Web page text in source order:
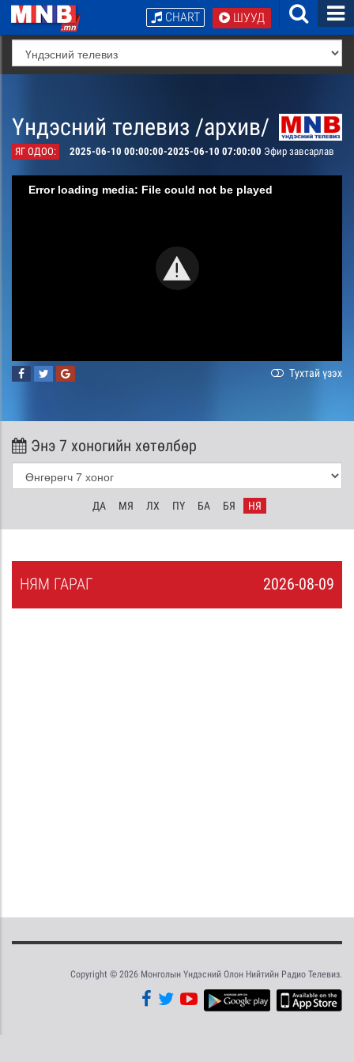
ШУУД
CHART
Үндэсний телевиз /архив/
ЯГ ОДОО: 2025-06-10 00:00:00-2025-06-10 07:00:00 Эфир завсарлав
Error loading media: File could not be played
Тухтай үзэх
Энэ 7 хоногийн хөтөлбөр
ДА МЯ ЛХ ПҮ БА БЯ НЯ
2026-08-09
НЯМ ГАРАГ
Copyright © 2026 Монголын Үндэсний Олон Нийтийн Радио Телевиз.